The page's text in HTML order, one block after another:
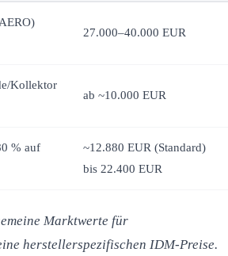
27.000–40.000 EUR
Kollektor
ab ~10.000 EUR
% auf
~12.880 EUR (Standard)
bis 22.400 EUR
Marktwerte für
herstellerspezifischen IDM-Preise.